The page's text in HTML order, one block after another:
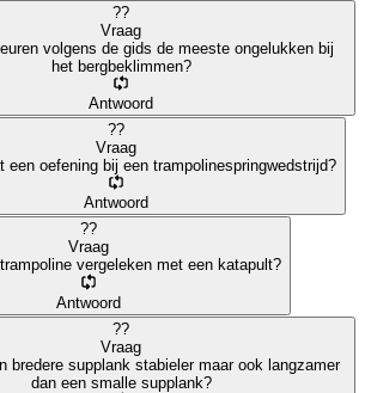
??
Vraag
volgens de gids de meeste ongelukken bij
het bergbeklimmen?
Antwoord
??
Vraag
een oefening bij een trampolinespringwedstrijd?
Antwoord
??
Vraag
vergeleken met een katapult?
Antwoord
??
Vraag
bredere supplank stabieler maar ook langzamer
dan een smalle supplank?